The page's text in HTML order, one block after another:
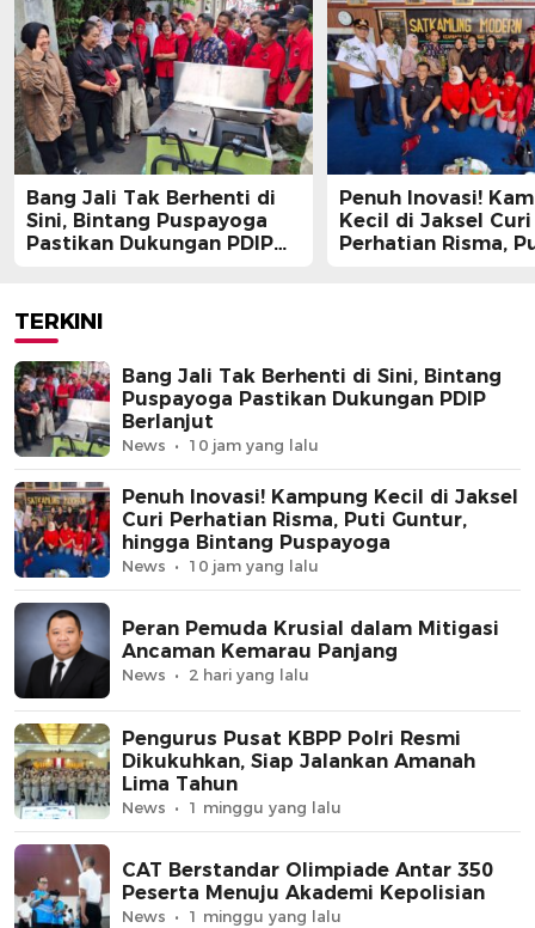
Bang Jali Tak Berhenti di
Sini, Bintang Puspayoga
Pastikan Dukungan PDIP
Penuh Inovasi!
Kecil di Jaksel Curi
Perhatian Risma,
TERKINI
Bang Jali Tak Berhenti di Sini, Bintang
Puspayoga Pastikan Dukungan PDIP
Berlanjut
News 10 jam yang lalu
Penuh Inovasi! Kampung Kecil di Jaksel
Curi Perhatian Risma, Puti Guntur,
hingga Bintang Puspayoga
News 10 jam yang lalu
Peran Pemuda Krusial dalam Mitigasi
Ancaman Kemarau Panjang
News 2 hari yang lalu
Pengurus Pusat KBPP Polri Resmi
Dikukuhkan, Siap Jalankan Amanah
Lima Tahun
News 1 minggu yang lalu
CAT Berstandar Olimpiade Antar 350
Peserta Menuju Akademi Kepolisian
News 1 minggu yang lalu